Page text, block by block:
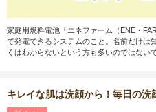
家庭用燃料電池「エネファーム（ENE・
で発電できるシステムのこと。名前だけは
くはわからないという方も多いのではない
キレイな肌は洗顔から！毎日の洗